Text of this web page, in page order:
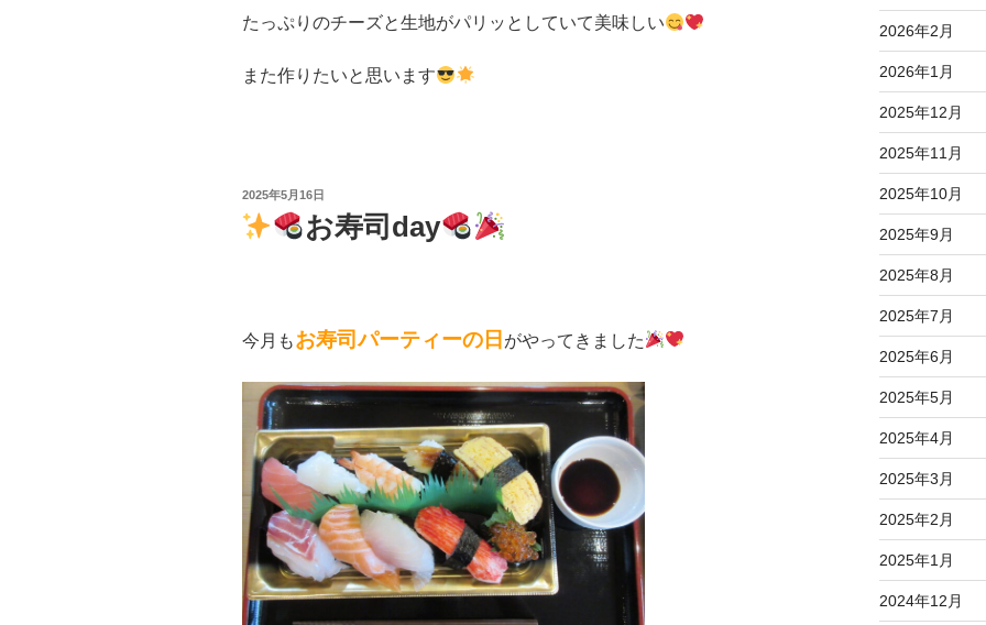
たっぷりのチーズと生地がパリッとしていて美味しい
また作りたいと思います
投
稿
日:
2025年5月16日
お寿司day
今月もお寿司パーティーの日 がやってきました
2026年2月
2026年1月
2025年12月
2025年11月
2025年10月
2025年9月
2025年8月
2025年7月
2025年6月
2025年5月
2025年4月
2025年3月
2025年2月
2025年1月
2024年12月